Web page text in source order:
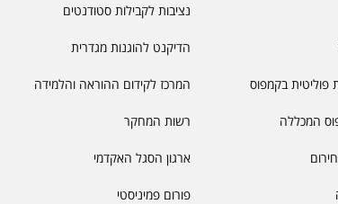
פוליטית בקמפוס
המכללה
נציבות לקבילות סטודנטים
הדיקנט להוגנות מגדרית
המרכז לקידום ההוראה והלמידה
רשות המחקר
ארגון הסגל האקדמי
פורום פמיניסטי